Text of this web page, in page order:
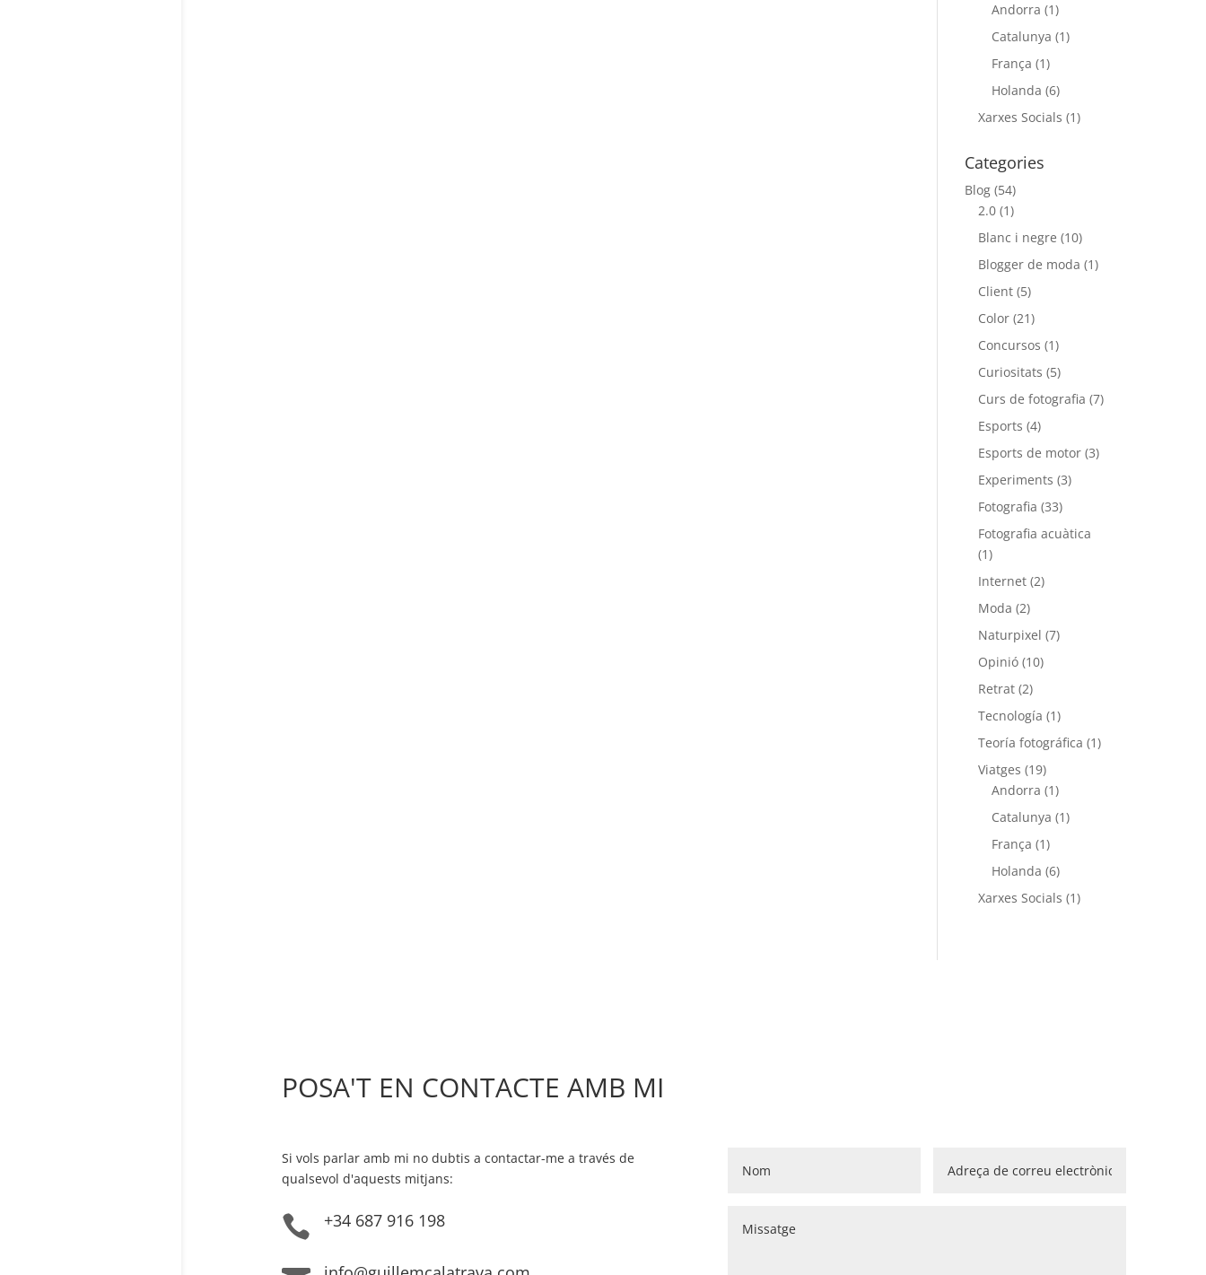
Andorra (1)
Catalunya (1)
França (1)
Holanda (6)
Xarxes Socials (1)
Categories
Blog (54)
2.0 (1)
Blanc i negre (10)
Blogger de moda (1)
Client (5)
Color (21)
Concursos (1)
Curiositats (5)
Curs de fotografia (7)
Esports (4)
Esports de motor (3)
Experiments (3)
Fotografia (33)
Fotografia acuàtica
(1)
Internet (2)
Moda (2)
Naturpixel (7)
Opinió (10)
Retrat (2)
Tecnología (1)
Teoría fotográfica (1)
Viatges (19)
Andorra (1)
Catalunya (1)
França (1)
Holanda (6)
Xarxes Socials (1)
POSA'T EN CONTACTE AMB MI
Si vols parlar amb mi no dubtis a contactar-me a través de
qualsevol d'aquests mitjans:
 +34 687 916 198